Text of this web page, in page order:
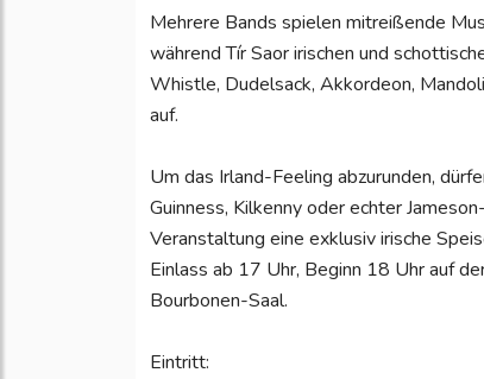
Mehrere Bands spielen mitreißende
während Tír Saor irischen und
Whistle, Dudelsack, Akkordeon,
auf.
Um das Irland-Feeling abzurunden,
Guinness, Kilkenny oder echter
Veranstaltung eine exklusiv irische
Einlass ab 17 Uhr, Beginn 18 Uhr auf
Bourbonen-Saal.
Eintritt: